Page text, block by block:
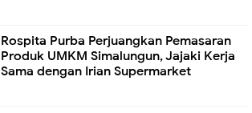
Rospita Purba Perjuangkan Pemasaran
Produk UMKM Simalungun, Jajaki Kerja
Sama dengan Irian Supermarket